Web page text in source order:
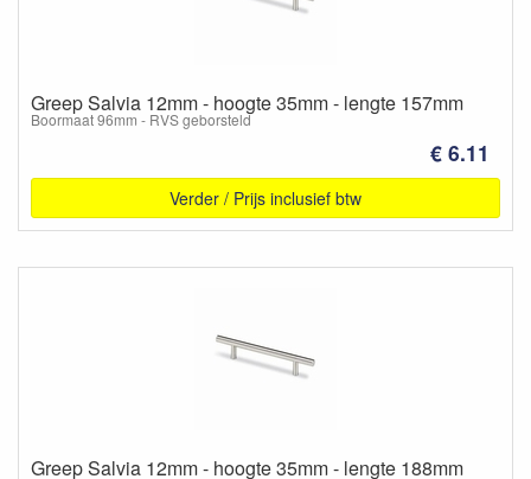
Greep Salvia 12mm - hoogte 35mm - lengte 157mm
Boormaat 96mm - RVS geborsteld
€ 6.11
Verder / Prijs inclusief btw
Greep Salvia 12mm - hoogte 35mm - lengte 188mm